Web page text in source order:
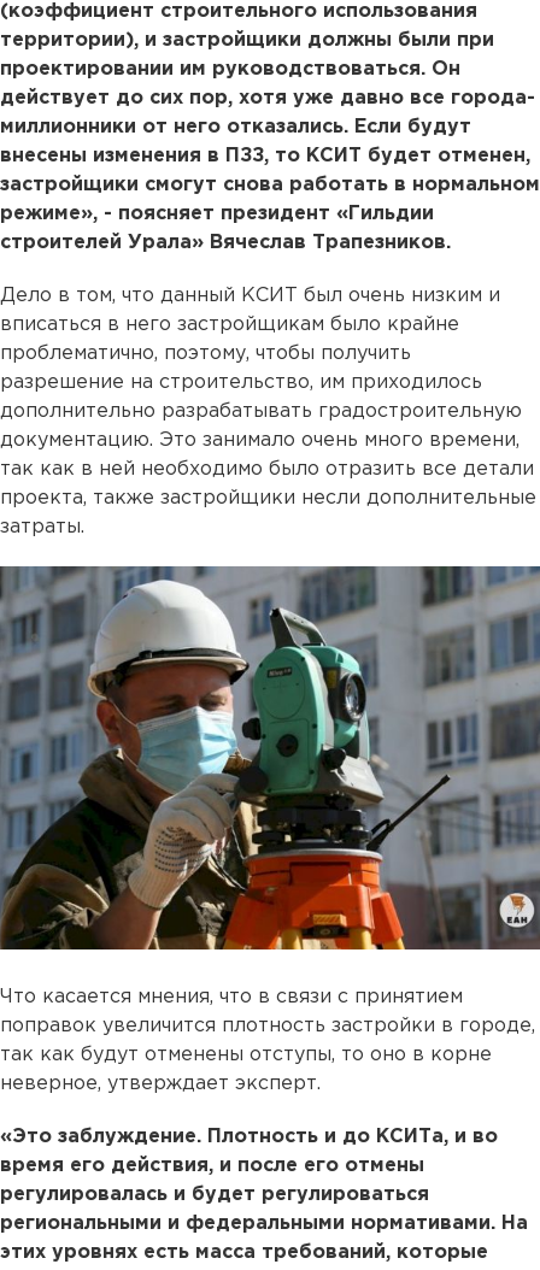
(коэффициент строительного использования
территории), и застройщики должны были при
проектировании им руководствоваться. Он
действует до сих пор, хотя уже давно все города-
миллионники от него отказались. Если будут
внесены изменения в ПЗЗ, то КСИТ будет отменен,
застройщики смогут снова работать в нормальном
режиме», - поясняет президент «Гильдии
строителей Урала» Вячеслав Трапезников.
Дело в том, что данный КСИТ был очень низким и
вписаться в него застройщикам было крайне
проблематично, поэтому, чтобы получить
разрешение на строительство, им приходилось
дополнительно разрабатывать градостроительную
документацию. Это занимало очень много времени,
так как в ней необходимо было отразить все детали
проекта, также застройщики несли дополнительные
затраты.
Что касается мнения, что в связи с принятием
поправок увеличится плотность застройки в городе,
так как будут отменены отступы, то оно в корне
неверное, утверждает эксперт.
«Это заблуждение. Плотность и до КСИТа, и во
время его действия, и после его отмены
регулировалась и будет регулироваться
региональными и федеральными нормативами. На
этих уровнях есть масса требований, которые